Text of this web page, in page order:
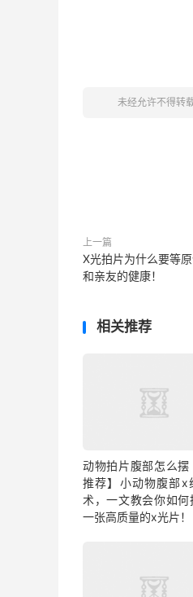
未经允许不得转载
上一篇
X光拍片为什么要等
和亲友的健康！
相关推荐
动物拍片腹部怎么摆
推荐】小动物腹部x
术，一文教会你如何
一张高质量的x光片！